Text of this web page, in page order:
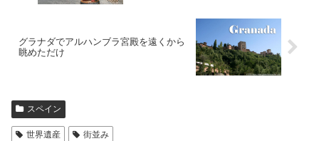
グラナダでアルハンブラ宮殿を遠くから
眺めただけ
スペイン
世界遺産 街並み